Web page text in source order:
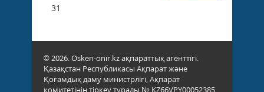
31
© 2026. Osken-onir.kz ақпараттық агенттігі.
Қазақстан Республикасы Ақпарат және
Қоғамдық даму министрлігі, Ақпарат
комитетінің тіркеу туралы № KZ66VPY00052385